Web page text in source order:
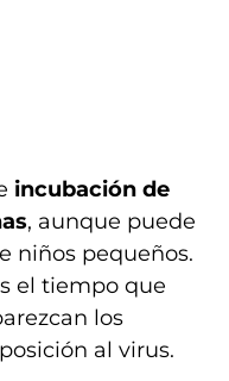
incubación de
, aunque puede
niños pequeños.
el tiempo que
los
al virus.